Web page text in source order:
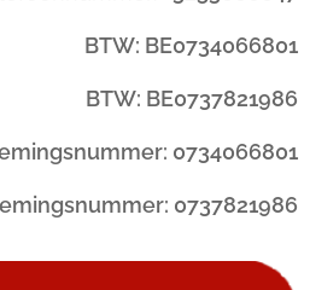
BTW: BE0734066801
BTW: BE0737821986
0734066801
0737821986